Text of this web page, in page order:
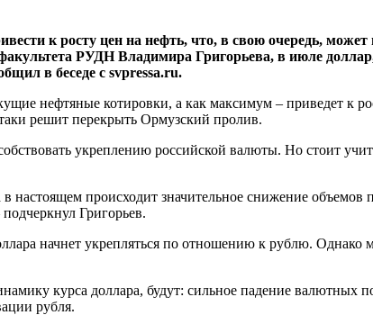
к росту цен на нефть, что, в свою очередь, может
РУДН Владимира Григорьева, в июле доллар,
в беседе с svpressa.ru.
нефтяные котировки, а как максимум – приведет к
решит перекрыть Ормузский пролив.
укреплению российской валюты. Но стоит
настоящем происходит значительное снижение
Григорьев.
начнет укрепляться по отношению к рублю. Однако
курса доллара, будут: сильное падение валютных
рубля.